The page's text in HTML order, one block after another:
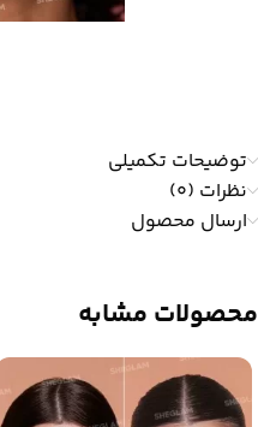
توضیحات تکمیلی
نظرات (0)
ارسال محصول
محصولات مشابه